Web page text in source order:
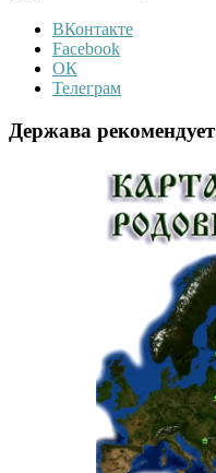
ВКонтакте
Facebook
ОК
Телеграм
Держава рекомендует